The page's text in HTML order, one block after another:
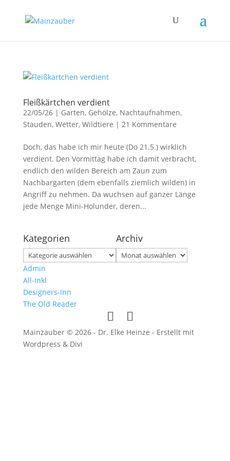
Fleißkärtchen verdient
22/05/26| Garten, Gehölze, Nachtaufnahmen,
Stauden, Wetter, Wildtiere | 21 Kommentare
Doch, das habe ich mir heute (Do 21.5.) wirklich
verdient. Den Vormittag habe ich damit verbracht,
endlich den wilden Bereich am Zaun zum
Nachbargarten (dem ebenfalls ziemlich wilden) in
Angriff zu nehmen. Da wuchsen auf ganzer Länge
jede Menge Mini-Holunder, deren...
Kategorien
Kategorien
Archiv
Archiv
Admin
All-Inkl
Designers-Inn
The Old Reader
Mainzauber © 2026 - Dr. Elke Heinze - Erstellt mit
Wordpress & Divi